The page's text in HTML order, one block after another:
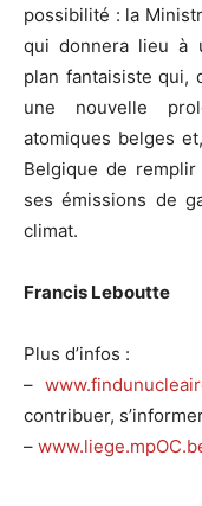
possibilité : la
qui donnera lieu à
plan fantaisiste qui,
une nouvelle
atomiques belges
Belgique de
ses émissions de
climat.
Francis Leboutte
Plus d’infos :
–
contribuer,
–